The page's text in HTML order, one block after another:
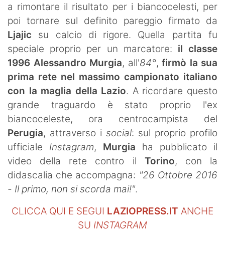
a rimontare il risultato per i biancocelesti, per
poi tornare sul definito pareggio firmato da
Ljajic su calcio di rigore. Quella partita fu
speciale proprio per un marcatore: il classe
1996 Alessandro Murgia, all'84°, firmò la sua
prima rete nel massimo campionato italiano
con la maglia della Lazio. A ricordare questo
grande traguardo è stato proprio l'ex
biancoceleste, ora centrocampista del
Perugia, attraverso i social: sul proprio profilo
ufficiale Instagram, Murgia ha pubblicato il
video della rete contro il Torino, con la
didascalia che accompagna: "26 Ottobre 2016
- Il primo, non si scorda mai!".
CLICCA QUI E SEGUI LAZIOPRESS.IT ANCHE
SU INSTAGRAM